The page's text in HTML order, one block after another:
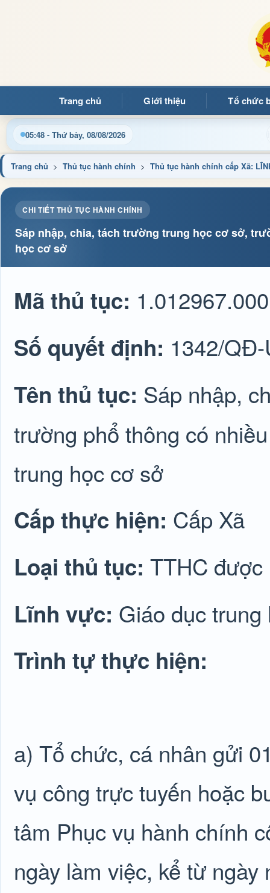
Trang chủ Giới thiệu Tổ chức
05:48 - Thứ bảy, 08/08/2026
Chào mừng quý bạn đọc đến với Trang thông tin
Trang chủ > Thủ tục hành chính > Thủ tục hành chính cấp Xã:
CHI TIẾT THỦ TỤC HÀNH CHÍNH
Sáp nhập, chia, tách trường trung học cơ sở,
học cơ sở
Mã thủ tục:
Số quyết định: 1342/
Tên thủ tục: Sáp nhập,
trường phổ thông có
trung học cơ sở
Cấp thực hiện: Cấp Xã
Loại thủ tục: TTHC được
Lĩnh vực: Giáo dục trung
Trình tự thực hiện:
a) Tổ chức, cá nhân gửi
vụ công trực tuyến hoặc
tâm Phục vụ hành chính
ngày làm việc, kể từ